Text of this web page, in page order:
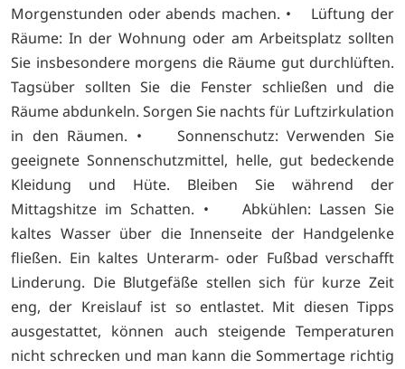
Morgenstunden oder abends machen. • Lüftung der
Räume: In der Wohnung oder am Arbeitsplatz sollten
Sie insbesondere morgens die Räume gut durchlüften.
Tagsüber sollten Sie die Fenster schließen und die
Räume abdunkeln. Sorgen Sie nachts für Luftzirkulation
in den Räumen. • Sonnenschutz: Verwenden Sie
geeignete Sonnenschutzmittel, helle, gut bedeckende
Kleidung und Hüte. Bleiben Sie während der
Mittagshitze im Schatten. • Abkühlen: Lassen Sie
kaltes Wasser über die Innenseite der Handgelenke
fließen. Ein kaltes Unterarm- oder Fußbad verschafft
Linderung. Die Blutgefäße stellen sich für kurze Zeit
eng, der Kreislauf ist so entlastet. Mit diesen Tipps
ausgestattet, können auch steigende Temperaturen
nicht schrecken und man kann die Sommertage richtig